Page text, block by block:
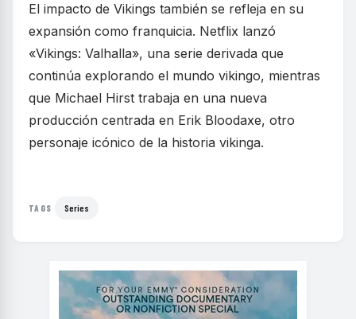
El impacto de Vikings también se refleja en su
expansión como franquicia. Netflix lanzó
«Vikings: Valhalla», una serie derivada que
continúa explorando el mundo vikingo, mientras
que Michael Hirst trabaja en una nueva
producción centrada en Erik Bloodaxe, otro
personaje icónico de la historia vikinga.
TAGS Series